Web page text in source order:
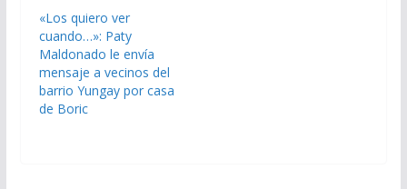
«Los quiero ver
cuando…»: Paty
Maldonado le envía
mensaje a vecinos del
barrio Yungay por casa
de Boric